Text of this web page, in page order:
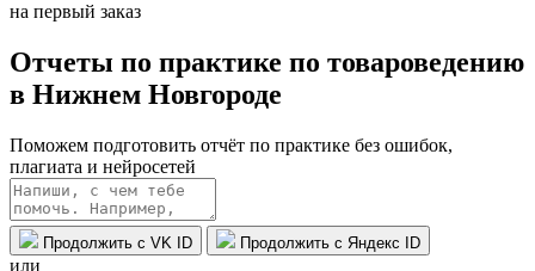
на первый заказ
Отчеты по практике по товароведению
в Нижнем Новгороде
Поможем подготовить отчёт по практике без ошибок,
плагиата и нейросетей
Продолжить с VK ID Продолжить с Яндекс ID
или